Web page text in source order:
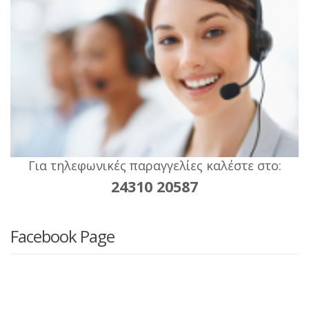
Για τηλεφωνικές παραγγελίες καλέστε στο:
24310 20587
Facebook Page